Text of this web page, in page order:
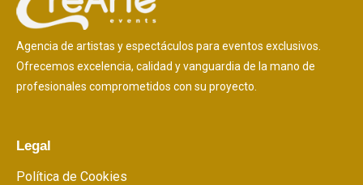
Agencia de artistas y espectáculos para eventos exclusivos.
Ofrecemos excelencia, calidad y vanguardia de la mano de
profesionales comprometidos con su proyecto.
Legal
Política de Cookies